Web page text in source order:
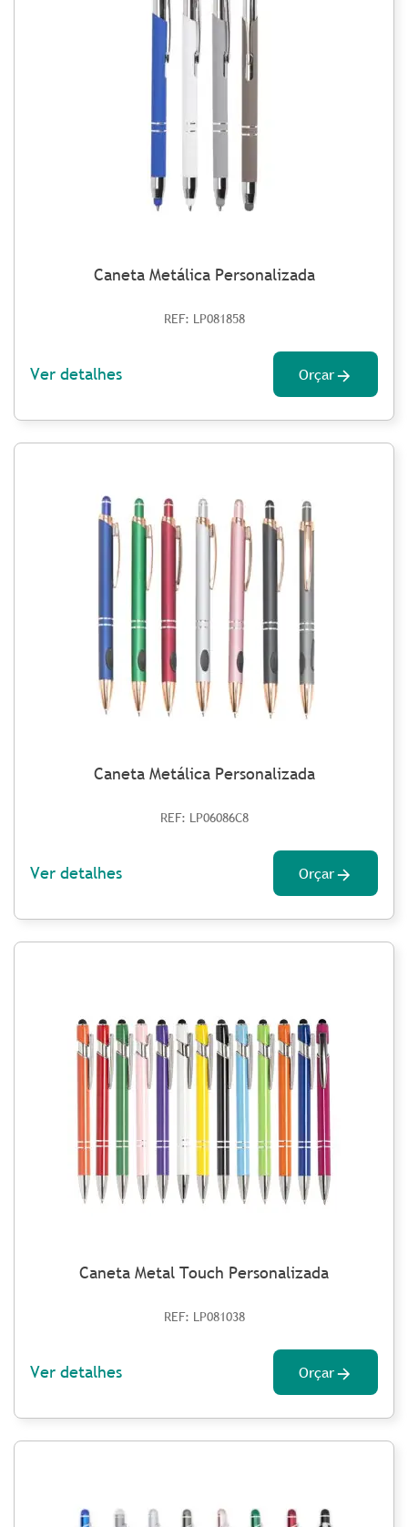
Caneta Metálica Personalizada
REF: LP081858
Ver detalhes Orçar
Caneta Metálica Personalizada
REF: LP06086C8
Ver detalhes Orçar
Caneta Metal Touch Personalizada
REF: LP081038
Ver detalhes Orçar